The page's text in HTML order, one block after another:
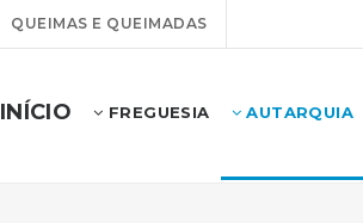
QUEIMAS E QUEIMADAS
INÍCIO FREGUESIA AUTARQUIA